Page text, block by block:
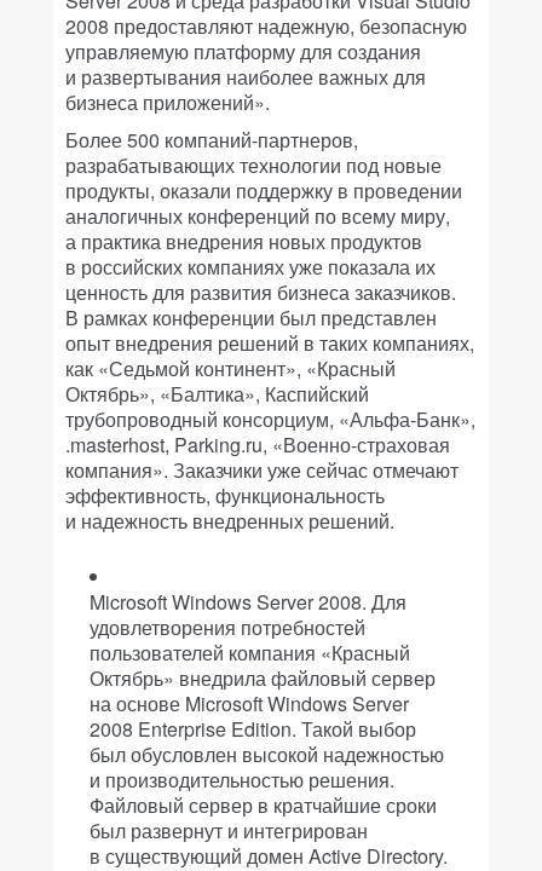
2008 предоставляют надежную, безопасную
управляемую платформу для создания
и развертывания наиболее важных для
бизнеса приложений».
Более 500 компаний-партнеров,
разрабатывающих технологии под новые
продукты, оказали поддержку в проведении
аналогичных конференций по всему миру,
а практика внедрения новых продуктов
в российских компаниях уже показала их
ценность для развития бизнеса заказчиков.
В рамках конференции был представлен
опыт внедрения решений в таких компаниях,
как «Седьмой континент», «Красный
Октябрь», «Балтика», Каспийский
трубопроводный консорциум, «Альфа-Банк»,
.masterhost, Parking.ru, «Военно-страховая
компания». Заказчики уже сейчас отмечают
эффективность, функциональность
и надежность внедренных решений.
Microsoft Windows Server 2008. Для
удовлетворения потребностей
пользователей компания «Красный
Октябрь» внедрила файловый сервер
на основе Microsoft Windows Server
2008 Enterprise Edition. Такой выбор
был обусловлен высокой надежностью
и производительностью решения.
Файловый сервер в кратчайшие сроки
был развернут и интегрирован
в существующий домен Active Directory.